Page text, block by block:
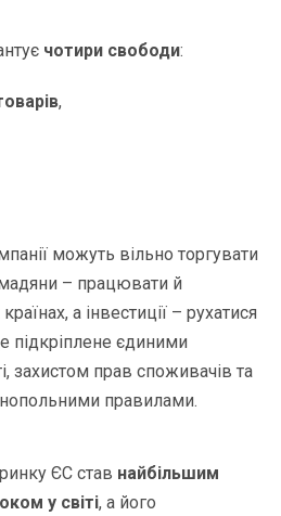
чотири свободи:
,
можуть вільно торгувати
– працювати й
а інвестиції – рухатися
підкріплене єдиними
захистом прав споживачів та
правилами.
ЄС став найбільшим
у світі, а його